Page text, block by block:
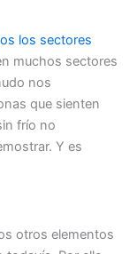
los sectores
muchos sectores
nos
que sienten
frío no
Y es
otros elementos